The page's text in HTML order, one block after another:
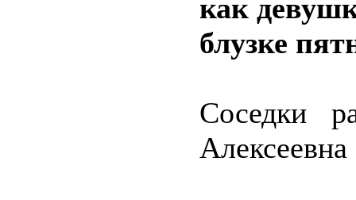
как
блузке
Соседки